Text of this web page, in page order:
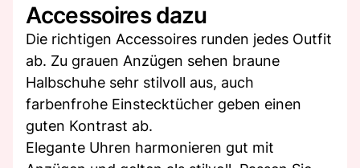
Accessoires dazu
Die richtigen Accessoires runden jedes Outfit
ab. Zu grauen Anzügen sehen braune
Halbschuhe sehr stilvoll aus, auch
farbenfrohe Einstecktücher geben einen
guten Kontrast ab.
Elegante Uhren harmonieren gut mit